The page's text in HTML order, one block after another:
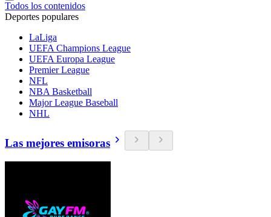
Todos los contenidos
Deportes populares
LaLiga
UEFA Champions League
UEFA Europa League
Premier League
NFL
NBA Basketball
Major League Baseball
NHL
Las mejores emisoras